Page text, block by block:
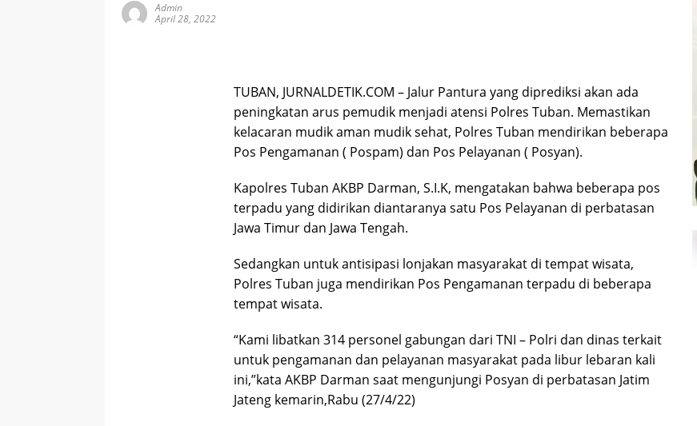
Admin
April 28, 2022
TUBAN, JURNALDETIK.COM – Jalur Pantura yang diprediksi akan ada
peningkatan arus pemudik menjadi atensi Polres Tuban. Memastikan
kelacaran mudik aman mudik sehat, Polres Tuban mendirikan beberapa
Pos Pengamanan ( Pospam) dan Pos Pelayanan ( Posyan).
Kapolres Tuban AKBP Darman, S.I.K, mengatakan bahwa beberapa pos
terpadu yang didirikan diantaranya satu Pos Pelayanan di perbatasan
Jawa Timur dan Jawa Tengah.
Sedangkan untuk antisipasi lonjakan masyarakat di tempat wisata,
Polres Tuban juga mendirikan Pos Pengamanan terpadu di beberapa
tempat wisata.
“Kami libatkan 314 personel gabungan dari TNI – Polri dan dinas terkait
untuk pengamanan dan pelayanan masyarakat pada libur lebaran kali
ini,”kata AKBP Darman saat mengunjungi Posyan di perbatasan Jatim
Jateng kemarin,Rabu (27/4/22)